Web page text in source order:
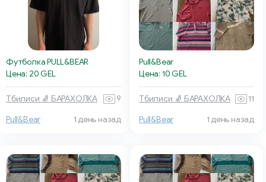
Футболка PULL&BEAR
Цена: 20 GEL
Тбилиси 🧦 БАРАХОЛКА 9
Pull&Bear 1 день назад
Pull&Bear
Цена: 10 GEL
Тбилиси 🧦 БАРАХОЛКА 11
Pull&Bear 1 день назад